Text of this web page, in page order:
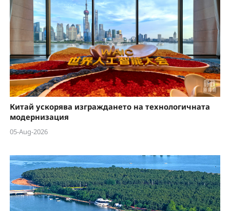
Китай ускорява изграждането на технологичната
модернизация
05-Aug-2026